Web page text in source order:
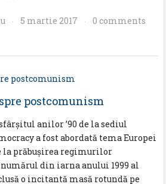
· 5 martie 2017 · 0 comments
postcomunism
anilor ’90 de la sediul
a fost abordată tema Europei
la prăbușirea regimurilor
din iarna anului 1999 al
o incitantă masă rotundă pe